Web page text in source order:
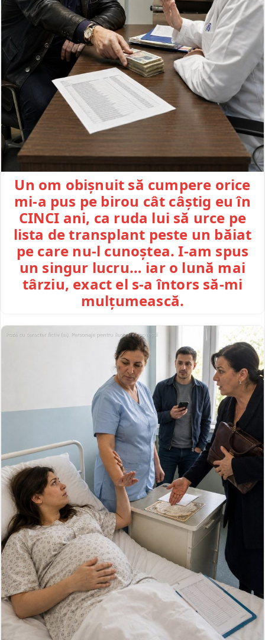
Un om obișnuit să cumpere orice
mi-a pus pe birou cât câștig eu în
CINCI ani, ca ruda lui să urce pe
lista de transplant peste un băiat
pe care nu-l cunoștea. I-am spus
un singur lucru… iar o lună mai
târziu, exact el s-a întors să-mi
mulțumească.